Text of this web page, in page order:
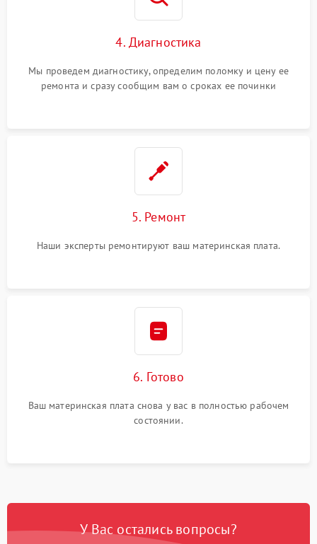
4. Диагностика
Мы проведем диагностику, определим поломку и цену ее
ремонта и сразу сообщим вам о сроках ее починки
5. Ремонт
Наши эксперты ремонтируют ваш материнская плата.
6. Готово
Ваш материнская плата снова у вас в полностью рабочем
состоянии.
У Вас остались вопросы?